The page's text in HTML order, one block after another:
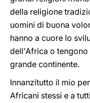
della religione
uomini di buona
hanno a cuore lo
dell'Africa o tengono
grande continente.
Innanzitutto il mio
Africani stessi e a